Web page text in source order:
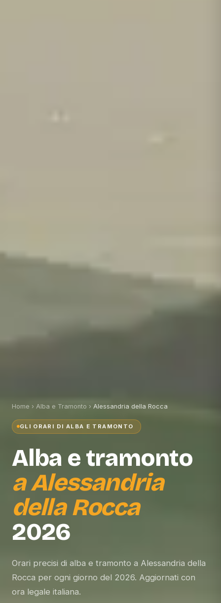
Home › Alba e Tramonto › Alessandria della Rocca
GLI ORARI DI ALBA E TRAMONTO
Alba e tramonto
aAlessandria
della Rocca
2026
Orari precisi di alba e tramonto a Alessandria della
Rocca per ogni giorno del 2026. Aggiornati con
ora legale italiana.